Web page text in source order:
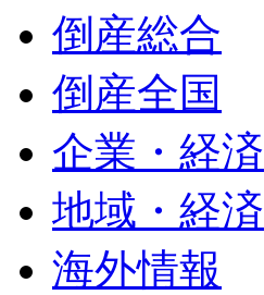
倒産総合
倒産全国
企業・経済
地域・経済
海外情報